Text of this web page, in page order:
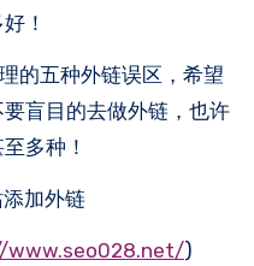
！
五种外链误区，希望
盲目的去做外链，也许
多种！
加外链
)